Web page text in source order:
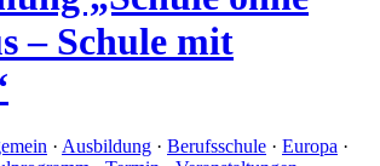
– Schule mit
· Ausbildung · Berufsschule · Europa ·